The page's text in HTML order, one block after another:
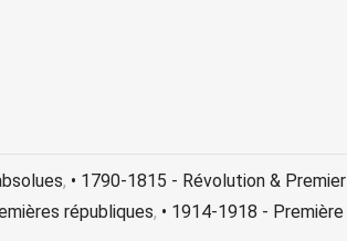
, • 1790-1815 - Révolution & Premier
républiques, • 1914-1918 - Première